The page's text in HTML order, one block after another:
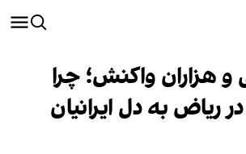
هزاران واکنش؛ چرا
ریاض به دل ایرانیان